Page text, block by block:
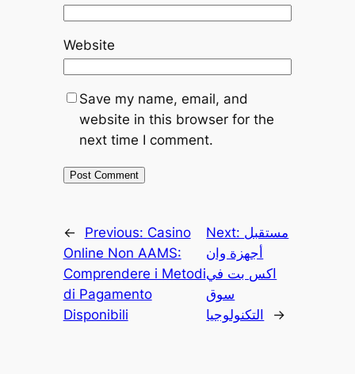
Website
Save my name, email, and
website in this browser for the
next time I comment.
← Previous: Casino
Online Non AAMS:
Comprendere i Metodi
di Pagamento
Disponibili
Next: مستقبل
أجهزة وان
اكس بت في
سوق
التكنولوجيا
→